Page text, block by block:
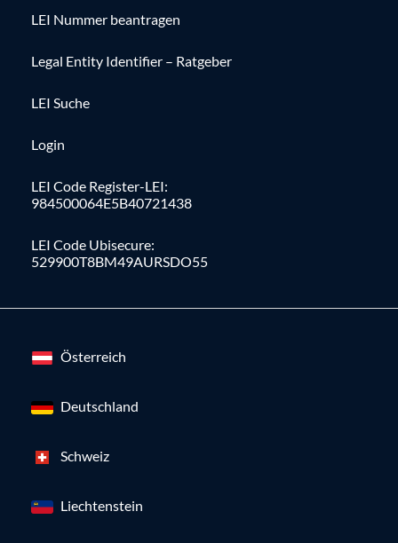
LEI Nummer beantragen
Legal Entity Identifier – Ratgeber
LEI Suche
Login
LEI Code Register-LEI:
984500064E5B40721438
LEI Code Ubisecure:
529900T8BM49AURSDO55
Österreich
Deutschland
Schweiz
Liechtenstein